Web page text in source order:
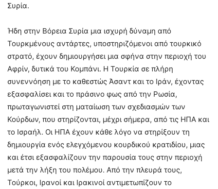
Συρία.
Ήδη στην Βόρεια Συρία μια ισχυρή δύναμη από
Τουρκμένους αντάρτες, υποστηριζόμενοι από τουρκικό
στρατό, έχουν δημιουργήσει μια σφήνα στην περιοχή του
Αφρίν, δυτικά του Κομπάνι. Η Τουρκία σε πλήρη
συνεννόηση με το καθεστώς Άσαντ και το Ιράν, έχοντας
εξασφαλίσει και το πράσινο φως από την Ρωσία,
πρωταγωνιστεί στη ματαίωση των σχεδιασμών των
Κούρδων, που στηρίζονται, μέχρι σήμερα, από τις ΗΠΑ και
το Ισραήλ. Οι ΗΠΑ έχουν κάθε λόγο να στηρίξουν τη
δημιουργία ενός ελεγχόμενου κουρδικού κρατιδίου, μιας
και έτσι εξασφαλίζουν την παρουσία τους στην περιοχή
μετά την λήξη του πολέμου. Από την πλευρά τους,
Τούρκοι, Ιρανοί και Ιρακινοί αντιμετωπίζουν το